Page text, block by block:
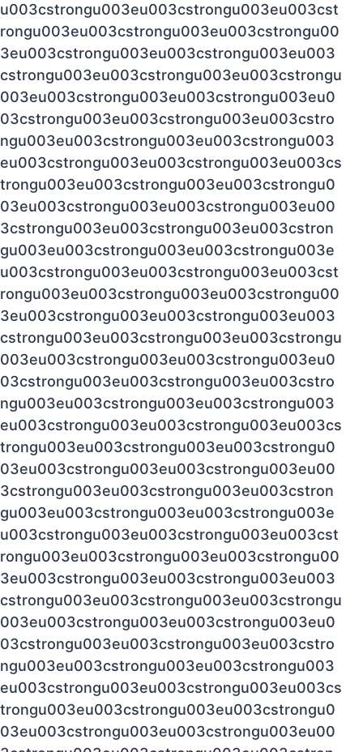
u003cstrongu003eu003cstrongu003eu003cst
rongu003eu003cstrongu003eu003cstrongu00
3eu003cstrongu003eu003cstrongu003eu003
cstrongu003eu003cstrongu003eu003cstrongu
003eu003cstrongu003eu003cstrongu003eu0
03cstrongu003eu003cstrongu003eu003cstro
ngu003eu003cstrongu003eu003cstrongu003
eu003cstrongu003eu003cstrongu003eu003cs
trongu003eu003cstrongu003eu003cstrongu0
03eu003cstrongu003eu003cstrongu003eu00
3cstrongu003eu003cstrongu003eu003cstron
gu003eu003cstrongu003eu003cstrongu003e
u003cstrongu003eu003cstrongu003eu003cst
rongu003eu003cstrongu003eu003cstrongu00
3eu003cstrongu003eu003cstrongu003eu003
cstrongu003eu003cstrongu003eu003cstrongu
003eu003cstrongu003eu003cstrongu003eu0
03cstrongu003eu003cstrongu003eu003cstro
ngu003eu003cstrongu003eu003cstrongu003
eu003cstrongu003eu003cstrongu003eu003cs
trongu003eu003cstrongu003eu003cstrongu0
03eu003cstrongu003eu003cstrongu003eu00
3cstrongu003eu003cstrongu003eu003cstron
gu003eu003cstrongu003eu003cstrongu003e
u003cstrongu003eu003cstrongu003eu003cst
rongu003eu003cstrongu003eu003cstrongu00
3eu003cstrongu003eu003cstrongu003eu003
cstrongu003eu003cstrongu003eu003cstrongu
003eu003cstrongu003eu003cstrongu003eu0
03cstrongu003eu003cstrongu003eu003cstro
ngu003eu003cstrongu003eu003cstrongu003
eu003cstrongu003eu003cstrongu003eu003cs
trongu003eu003cstrongu003eu003cstrongu0
03eu003cstrongu003eu003cstrongu003eu00